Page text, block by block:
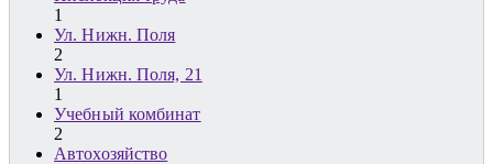
1
Ул. Нижн. Поля
2
Ул. Нижн. Поля, 21
1
Учебный комбинат
2
Автохозяйство